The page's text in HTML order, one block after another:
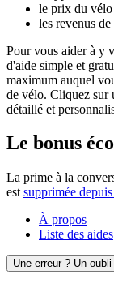
le prix du vélo
les revenus
Pour vous aider à y
d'aide simple et
maximum auquel
de vélo. Cliquez sur
détaillé et
Le bonus
La prime à la
est supprimée
À propos
Liste des aides
Une erreur ? Un